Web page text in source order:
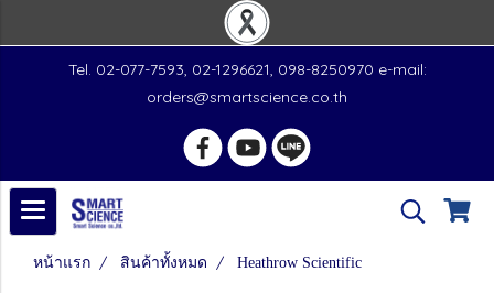
Tel. 02-077-7593, 02-1296621, 098-8250970 e-mail:
orders@smartscience.co.th
หน้าแรก สินค้าทั้งหมด Heathrow Scientific